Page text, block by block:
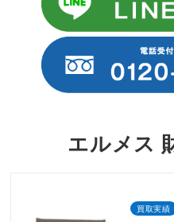
エルメス
買取実績